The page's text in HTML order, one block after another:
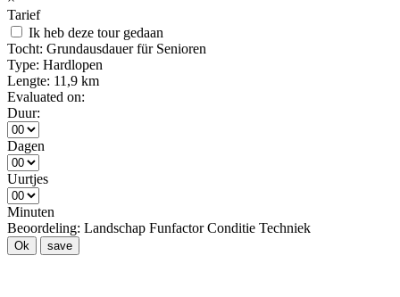
Tarief
Ik heb deze tour gedaan
Tocht: Grundausdauer für Senioren
Type: Hardlopen
Lengte: 11,9 km
Evaluated on:
Duur:
Dagen
Uurtjes
Minuten
Beoordeling: Landschap Funfactor Conditie Techniek
Ok save